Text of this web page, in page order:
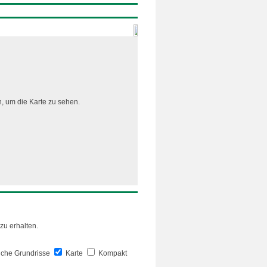
um die Karte zu sehen.
erhalten.
Grundrisse Karte Kompakt